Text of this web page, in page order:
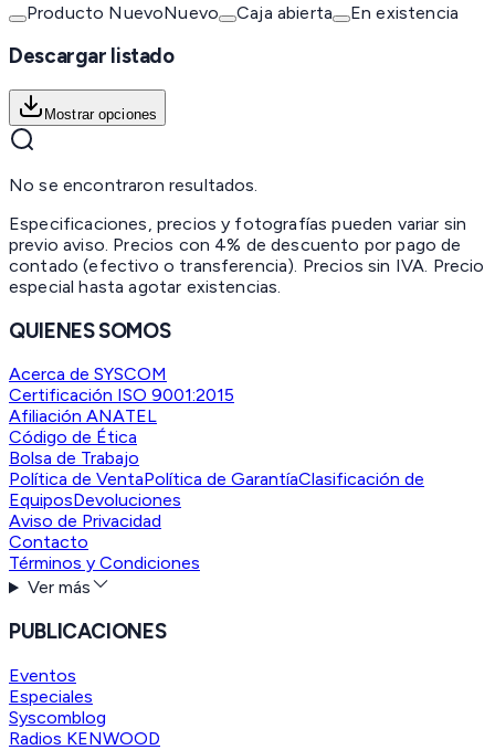
Producto NuevoNuevo Caja abierta En existencia
Descargar listado
Mostrar opciones
No se encontraron resultados.
Especificaciones, precios y fotografías pueden variar sin
previo aviso. Precios con 4% de descuento por pago de
contado (efectivo o transferencia). Precios sin IVA. Precio
especial hasta agotar existencias.
QUIENES SOMOS
Acerca de SYSCOM
Certificación ISO 9001:2015
Afiliación ANATEL
Código de Ética
Bolsa de Trabajo
Política de VentaPolítica de GarantíaClasificación de
EquiposDevoluciones
Aviso de Privacidad
Contacto
Términos y Condiciones
Ver más
PUBLICACIONES
Eventos
Especiales
Syscomblog
Radios KENWOOD